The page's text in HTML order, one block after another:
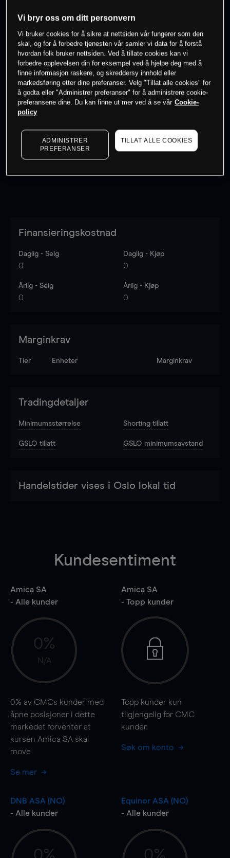
0% av kunder erpå dette instrumentet
Søk om konto
Kursene er veiledende. to see latest market data
Finansieringskostnad
Daglig - Selg
0
Daglig - Kjøp
0
Årlig - Selg
0
Årlig - Kjøp
0
Marginkrav
Tier Enheter Marginkrav
Tradingdetaljer
Minimumsstørrelse Shorting tillatt
GSLO tillatt GSLO minimumsavstand
Handelstider vises i Oslo lokal tid
Kundesentiment
Amica SA
- Alle kunder
0%
N/A
0% av CMCs kunder med
åpne posisjoner i dette
markedet forventer at
kursen Amica SA skal
move
Se mer
Amica SA
- Topp kunder
Topp kunder kun
tilgjengelig for CMC
kunder.
Søk om konto
DNB ASA (NO)
- Alle kunder
Equinor ASA (NO)
- Alle kunder
Vi bryr oss om ditt personvern
Vi bruker cookies for å sikre at nettsiden vår fungerer som den
skal, og for å forbedre tjenesten vår samler vi data for å forstå
hvordan folk bruker nettsiden. Ved å tillate cookies kan vi
forbedre opplevelsen din for eksempel ved å hjelpe deg med å
finne informasjon raskere, og skreddersy innhold eller
markedsføring etter dine preferanser. Velg "Tillat alle cookies" for
å godta eller "Administrer preferanser" for å administrere cookie-
preferansene dine. Du kan finne ut mer ved å se vår Cookie-
policy
ADMINISTRER
PREFERANSER
TILLAT ALLE COOKIES